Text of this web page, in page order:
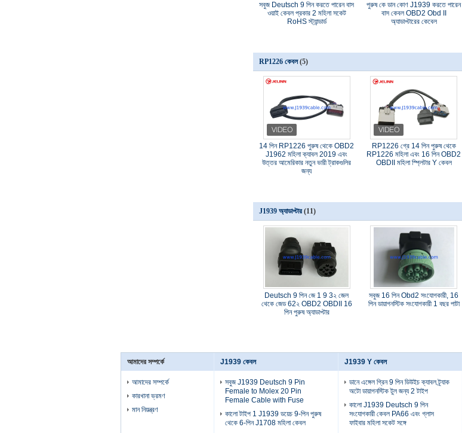
সবুজ Deutsch 9 পিন করতে পারেন বাস
ওয়াই কেবল প্রকার 2 মহিলা সকেট
RoHS স্ট্যান্ডার্ড
পুরুষ কে ডান কোণ J1939 করতে পারেন
বাস কেবল OBD2 Obd II
অ্যাডাপ্টারের কেবেল
RP1226 কেবল (5)
14 পিন RP1226 পুরুষ থেকে OBD2
J1962 মহিলা ক্যাবল 2019 এবং
উত্তর আমেরিকার নতুন ভারী ট্রাকগুলির
জন্য
RP1226 গ্রে 14 পিন পুরুষ থেকে
RP1226 মহিলা এবং 16 পিন OBD2
OBDII মহিলা স্প্লিটার Y কেবল
J1939 অ্যাডাপ্টার (11)
Deutsch 9 পিন জে 1 9 3২ জেল
থেকে জেড 62২ OBD2 OBDII 16
পিন পুরুষ অ্যাডাপ্টার
সবুজ 16 পিন Obd2 সংযোগকারী, 16
পিন ডায়াগনস্টিক সংযোগকারী 1 বছর পাটা
আমাদের সম্পর্কে
আমাদের সম্পর্কে
কারখানা ভ্রমণ
মান নিয়ন্ত্রণ
J1939 কেবল
সবুজ J1939 Deutsch 9 Pin
Female to Molex 20 Pin
Female Cable with Fuse
কালো টাইপ 1 J1939 ডয়েচ 9-পিন পুরুষ
থেকে 6-পিন J1708 মহিলা কেবল
J1939 Y কেবল
ডানে এঙ্গেল গ্রিন 9 পিন ডিউইচ ক্যাবল ট্র্যাক
অটো ডায়াগনস্টিক টুল জন্য 2 টাইপ
কালো J1939 Deutsch 9 পিন
সংযোগকারী কেবল PA66 এবং গ্লাস
ফাইবার মহিলা সকেট সঙ্গে